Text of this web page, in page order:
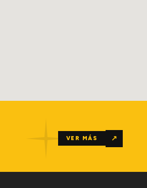
VER MÁS ↗